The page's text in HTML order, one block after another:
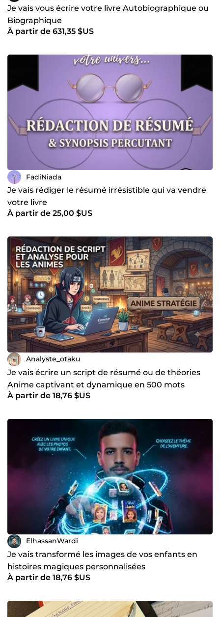
Je vais vous écrire votre livre Autobiographique ou
Biographique
À partir de 631,35 $US
FadiNiada
Je vais rédiger le résumé irrésistible qui va vendre
votre livre
À partir de 25,00 $US
Analyste_otaku
Je vais écrire un script de résumé ou de théories
Anime captivant et dynamique en 500 mots
À partir de 18,76 $US
ElhassanWardi
Je vais transformé les images de vos enfants en
histoires magiques personnalisées
À partir de 18,76 $US